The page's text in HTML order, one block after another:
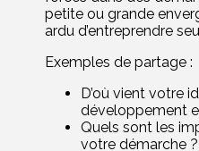
petite ou grande
ardu d’entreprendre
Exemples de partage :
D’où vient votre
développement
Quels sont les
votre démarche ?